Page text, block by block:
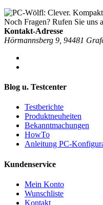
Noch Fragen? Rufen Sie uns
Kontakt-Adresse
Hörmannsberg 9, 94481
Blog u. Testcenter
Testberichte
Produktneuheiten
Bekanntmachungen
HowTo
Anleitung PC-
Kundenservice
Mein Konto
Wunschliste
Kontakt